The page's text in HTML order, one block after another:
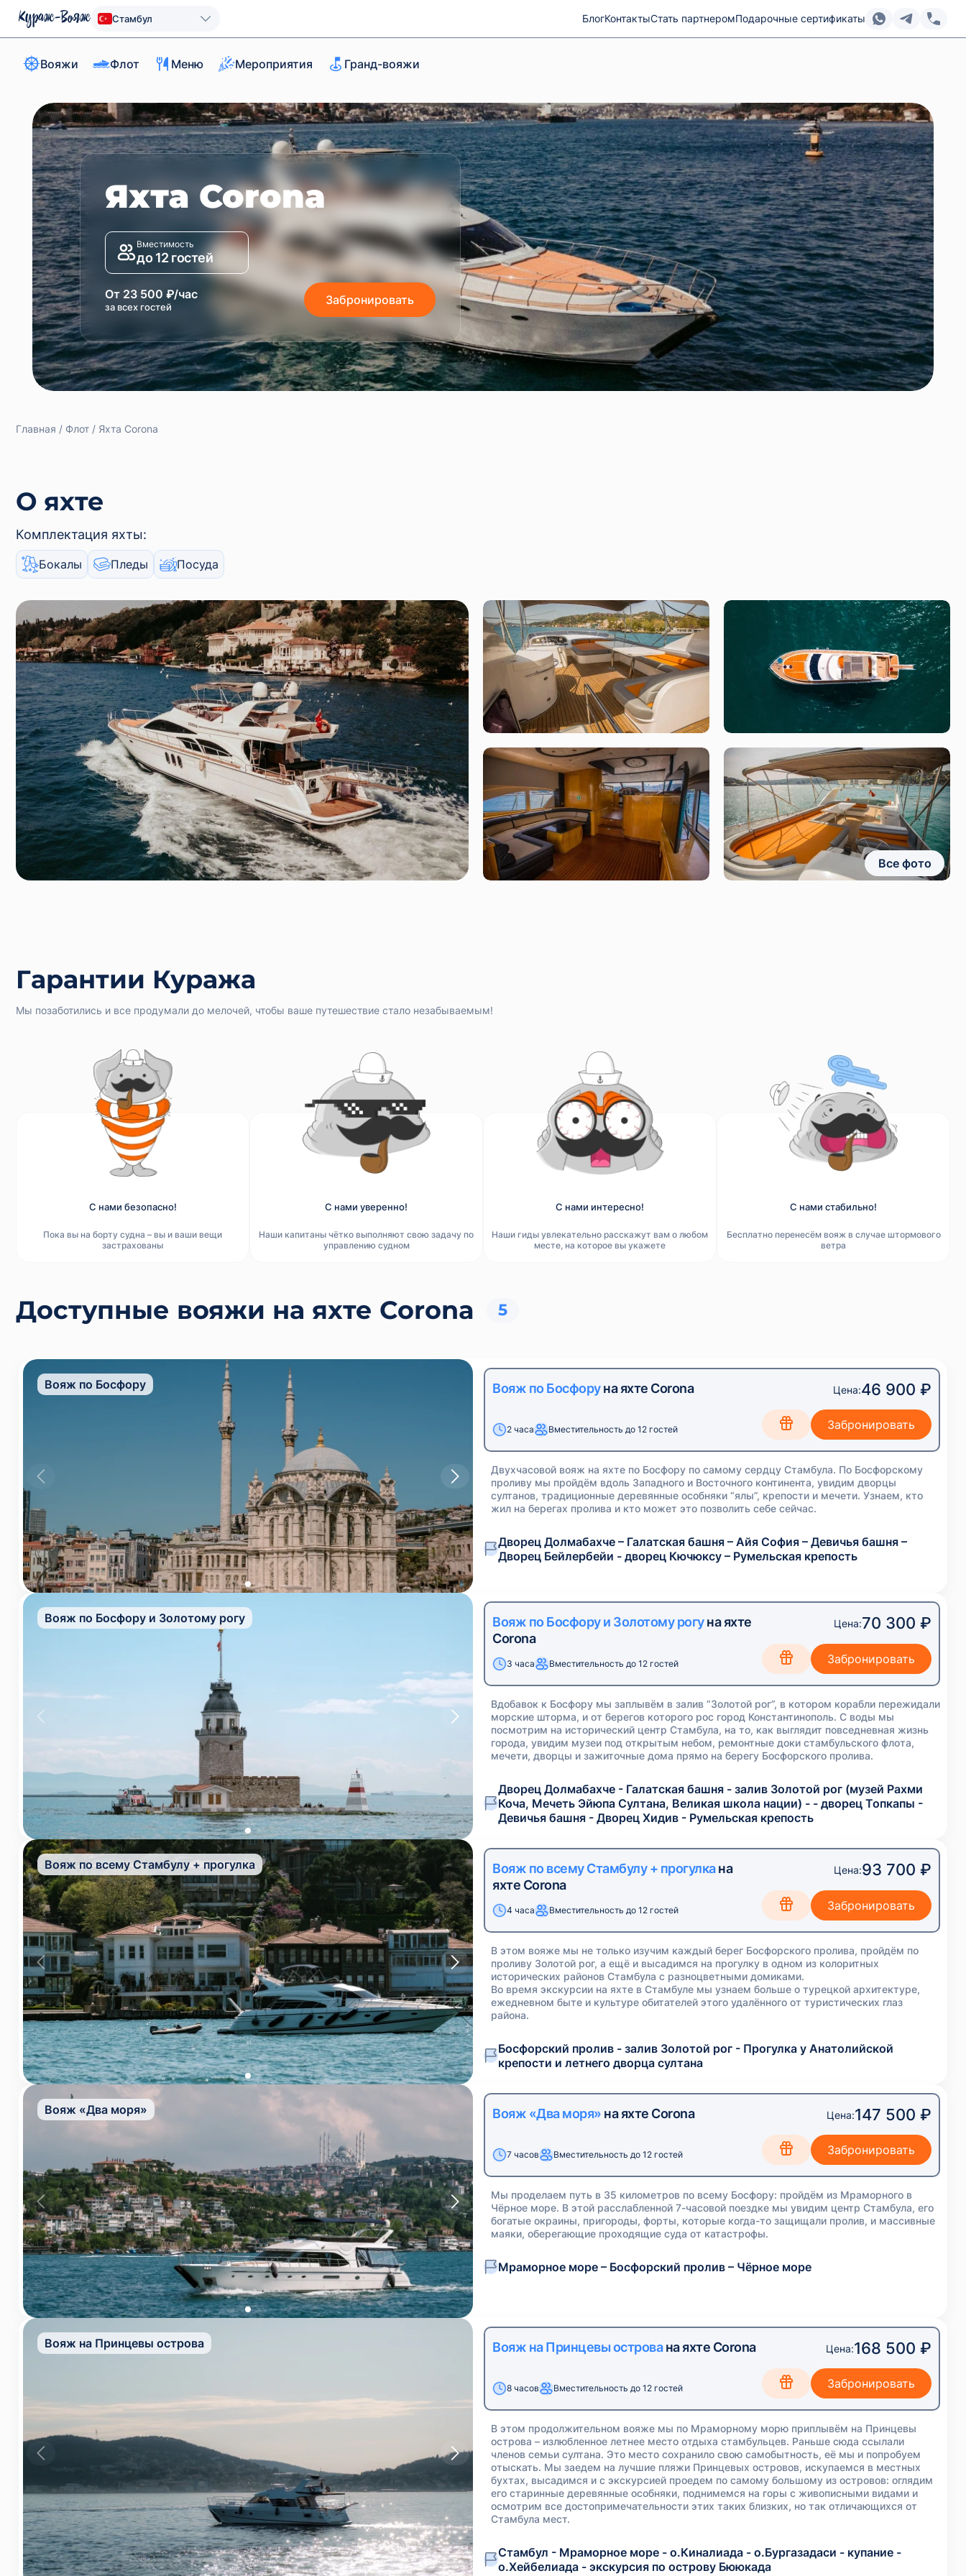
Стамбул БлогКонтактыСтать партнеромПодарочные сертификаты
Вояжи Флот Меню Мероприятия Гранд-вояжи
Яхта Corona
Вместимость
до 12 гостей
От 23 500 ₽/час
за всех гостей Забронировать
Главная Флот Яхта Corona
О яхте
Комплектация яхты:
Бокалы Пледы Посуда
Все фото
Гарантии Куража
Мы позаботились и все продумали до мелочей, чтобы ваше путешествие стало незабываемым!
С нами безопасно!
Пока вы на борту судна – вы и ваши вещи
застрахованы
С нами уверенно!
Наши капитаны чётко выполняют свою задачу по
управлению судном
С нами интересно!
Наши гиды увлекательно расскажут вам о любом
месте, на которое вы укажете
С нами стабильно!
Бесплатно перенесём вояж в случае штормового
ветра
Доступные вояжи на яхте Corona 5
Вояж по Босфору Вояж по Босфоруна яхте Corona
2 часа Вместительность до 12 гостей
Цена:46 900 ₽
Двухчасовой вояж на яхте по Босфору по самому сердцу Стамбула. По Босфорскому
проливу мы пройдём вдоль Западного и Восточного континента, увидим дворцы
султанов, традиционные деревянные особняки “ялы”, крепости и мечети. Узнаем, кто
жил на берегах пролива и кто может это позволить себе сейчас.
Дворец Долмабахче – Галатская башня – Айя София – Девичья башня –
Дворец Бейлербейи - дворец Кючюксу – Румельская крепость
Вояж по Босфору и Золотому рогу Вояж по Босфору и Золотому рогуна яхте
Corona
3 часа Вместительность до 12 гостей
Цена:70 300 ₽
Вдобавок к Босфору мы заплывём в залив “Золотой рог”, в котором корабли пережидали
морские шторма, и от берегов которого рос город Константинополь. С воды мы
посмотрим на исторический центр Стамбула, на то, как выглядит повседневная жизнь
города, увидим музеи под открытым небом, ремонтные доки стамбульского флота,
мечети, дворцы и зажиточные дома прямо на берегу Босфорского пролива.
Дворец Долмабахче - Галатская башня - залив Золотой рог (музей Рахми
Коча, Мечеть Эйюпа Султана, Великая школа нации) - - дворец Топкапы -
Девичья башня - Дворец Хидив - Румельская крепость
Вояж по всему Стамбулу + прогулка Вояж по всему Стамбулу + прогулкана
яхте Corona
4 часа Вместительность до 12 гостей
Цена:93 700 ₽
В этом вояже мы не только изучим каждый берег Босфорского пролива, пройдём по
проливу Золотой рог, а ещё и высадимся на прогулку в одном из колоритных
исторических районов Стамбула с разноцветными домиками.
Во время экскурсии на яхте в Стамбуле мы узнаем больше о турецкой архитектуре,
ежедневном быте и культуре обитателей этого удалённого от туристических глаз
района.
Босфорский пролив - залив Золотой рог - Прогулка у Анатолийской
крепости и летнего дворца султана
Вояж «Два моря» Вояж «Два моря» на яхте Corona
7 часов Вместительность до 12 гостей
Цена:147 500 ₽
Мы проделаем путь в 35 километров по всему Босфору: пройдём из Мраморного в
Чёрное море. В этой расслабленной 7-часовой поездке мы увидим центр Стамбула, его
богатые окраины, пригороды, форты, которые когда-то защищали пролив, и массивные
маяки, оберегающие проходящие суда от катастрофы.
Мраморное море – Босфорский пролив – Чёрное море
Вояж на Принцевы острова Вояж на Принцевы острована яхте Corona
8 часов Вместительность до 12 гостей
Цена:168 500 ₽
В этом продолжительном вояже мы по Мраморному морю приплывём на Принцевы
острова – излюбленное летнее место отдыха стамбульцев. Раньше сюда ссылали
членов семьи султана. Это место сохранило свою самобытность, её мы и попробуем
отыскать. Мы заедем на лучшие пляжи Принцевых островов, искупаемся в местных
бухтах, высадимся и с экскурсией проедем по самому большому из островов: оглядим
его старинные деревянные особняки, поднимемся на горы с живописными видами и
осмотрим все достопримечательности этих таких близких, но так отличающихся от
Стамбула мест.
Стамбул - Мраморное море - о.Киналиада - о.Бургазадаси - купание -
о.Хейбелиада - экскурсия по острову Бююкада